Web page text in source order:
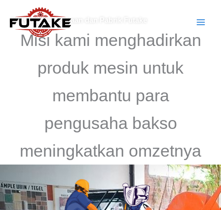
konten
Aktivitas Perusahaan dan Pabrik Futake
Misi kami menghadirkan
produk mesin untuk
membantu para
pengusaha bakso
meningkatkan omzetnya